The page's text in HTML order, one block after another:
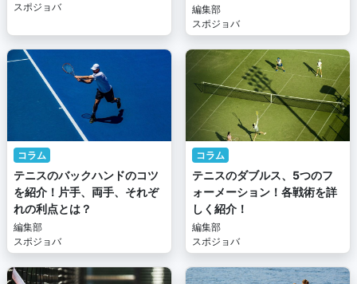
スポジョバ
編集部
スポジョバ
コラム
テニスのバックハンドのコツ
を紹介！片手、両手、それぞ
れの利点とは？
編集部
スポジョバ
コラム
テニスのダブルス、5つのフ
ォーメーション！各戦術を詳
しく紹介！
編集部
スポジョバ